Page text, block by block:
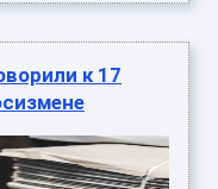
к 17